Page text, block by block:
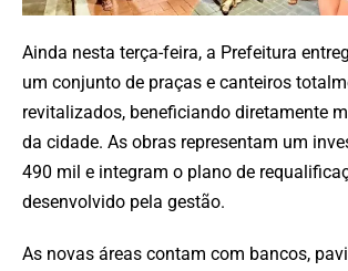
Ainda nesta terça-feira, a Prefeitura
um conjunto de praças e canteiros
revitalizados, beneficiando diretamente
da cidade. As obras representam um
490 mil e integram o plano de
desenvolvido pela gestão.
As novas áreas contam com bancos,